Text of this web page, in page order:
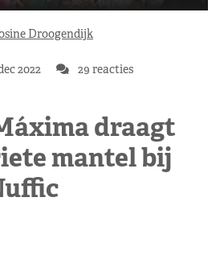
Droogendijk
2022 29 reacties
draagt
mantel bij